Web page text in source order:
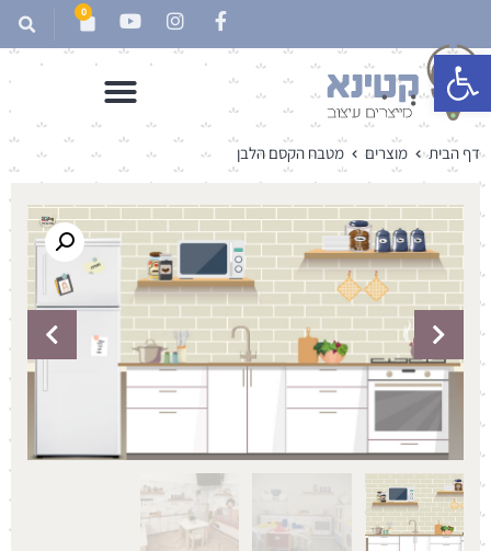
פתח סרגל נגישות
0
דף הבית מוצרים מטבח הקסם הלבן